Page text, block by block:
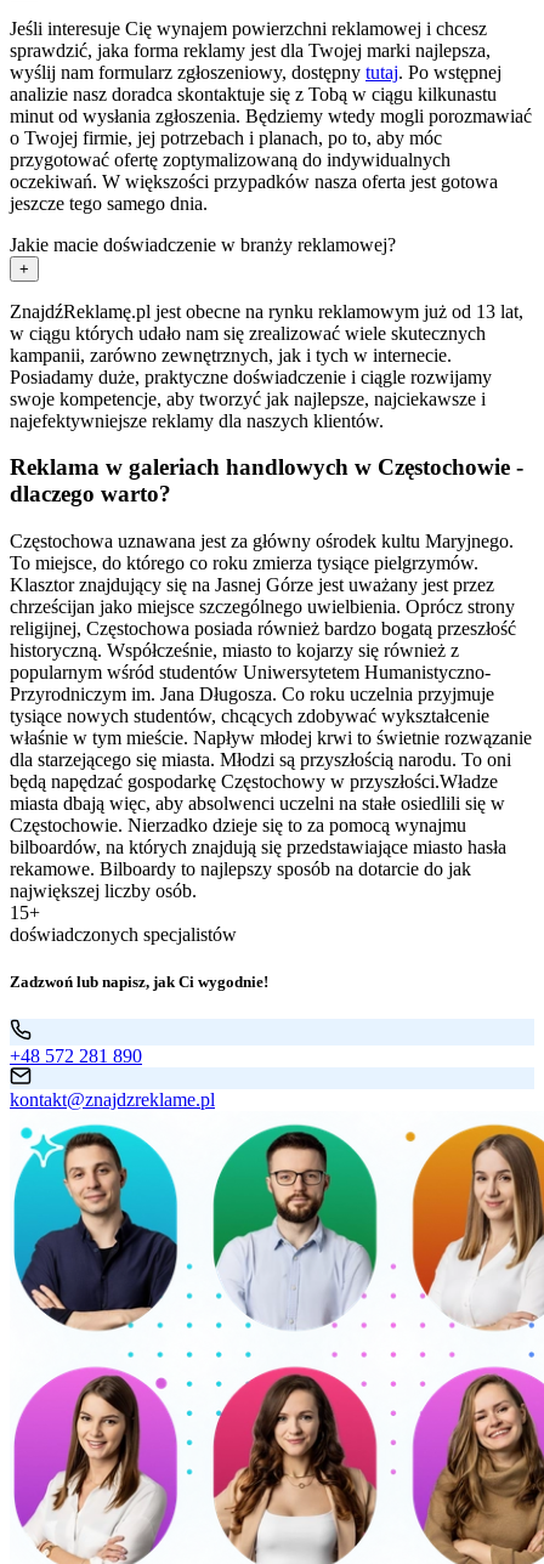
Jeśli interesuje Cię wynajem powierzchni reklamowej i chcesz
sprawdzić, jaka forma reklamy jest dla Twojej marki najlepsza,
wyślij nam formularz zgłoszeniowy, dostępny tutaj. Po wstępnej
analizie nasz doradca skontaktuje się z Tobą w ciągu kilkunastu
minut od wysłania zgłoszenia. Będziemy wtedy mogli porozmawiać
o Twojej firmie, jej potrzebach i planach, po to, aby móc
przygotować ofertę zoptymalizowaną do indywidualnych
oczekiwań. W większości przypadków nasza oferta jest gotowa
jeszcze tego samego dnia.
Jakie macie doświadczenie w branży reklamowej?
+
ZnajdźReklamę.pl jest obecne na rynku reklamowym już od 13 lat,
w ciągu których udało nam się zrealizować wiele skutecznych
kampanii, zarówno zewnętrznych, jak i tych w internecie.
Posiadamy duże, praktyczne doświadczenie i ciągle rozwijamy
swoje kompetencje, aby tworzyć jak najlepsze, najciekawsze i
najefektywniejsze reklamy dla naszych klientów.
Reklama w galeriach handlowych w Częstochowie -
dlaczego warto?
Częstochowa uznawana jest za główny ośrodek kultu Maryjnego.
To miejsce, do którego co roku zmierza tysiące pielgrzymów.
Klasztor znajdujący się na Jasnej Górze jest uważany jest przez
chrześcijan jako miejsce szczególnego uwielbienia. Oprócz strony
religijnej, Częstochowa posiada również bardzo bogatą przeszłość
historyczną. Współcześnie, miasto to kojarzy się również z
popularnym wśród studentów Uniwersytetem Humanistyczno-
Przyrodniczym im. Jana Długosza. Co roku uczelnia przyjmuje
tysiące nowych studentów, chcących zdobywać wykształcenie
właśnie w tym mieście. Napływ młodej krwi to świetnie rozwązanie
dla starzejącego się miasta. Młodzi są przyszłością narodu. To oni
będą napędzać gospodarkę Częstochowy w przyszłości.Władze
miasta dbają więc, aby absolwenci uczelni na stałe osiedlili się w
Częstochowie. Nierzadko dzieje się to za pomocą wynajmu
bilboardów, na których znajdują się przedstawiające miasto hasła
rekamowe. Bilboardy to najlepszy sposób na dotarcie do jak
największej liczby osób.
15+
doświadczonych specjalistów
Zadzwoń lub napisz, jak Ci wygodnie!
+48 572 281 890
kontakt@znajdzreklame.pl